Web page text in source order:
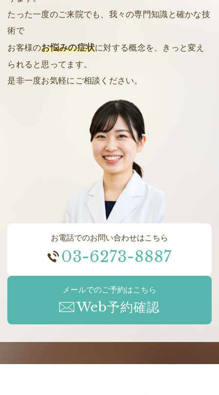
たった一度のご来院でも、我々の専門知識と確かな技
術で
お客様のお悩みの症状に対する概念を、きっと変え
られると思ってます。
是非一度お気軽にご相談ください。
お電話でのお問い合わせはこちら
03-6273-8887
メールでのご予約はこちら
Web予約確認